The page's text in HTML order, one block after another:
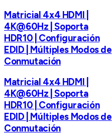
Matricial 4x4 HDMI |
4K@60Hz | Soporta
HDR10 | Configuración
EDID | Múltiples Modos de
Conmutación
Matricial 4x4 HDMI |
4K@60Hz | Soporta
HDR10 | Configuración
EDID | Múltiples Modos de
Conmutación